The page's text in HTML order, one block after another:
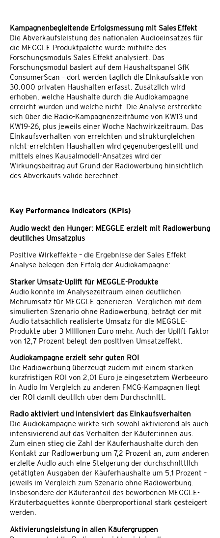
Kampagnenbegleitende Erfolgsmessung mit SalesEffekt
Die Abverkaufsleistung des nationalen Audioeinsatzes für
die MEGGLE Produktpalette wurde mithilfe des
Forschungsmoduls Sales Effekt analysiert. Das
Forschungsmodul basiert auf dem Haushaltspanel GfK
ConsumerScan – dort werden täglich die Einkaufsakte von
30.000 privaten Haushalten erfasst. Zusätzlich wird
erhoben, welche Haushalte durch die Audiokampagne
erreicht wurden und welche nicht. Die Analyse erstreckte
sich über die Radio-Kampagnenzeiträume von KW13 und
KW19-26, plus jeweils einer Woche Nachwirkzeitraum. Das
Einkaufsverhalten von erreichten und strukturgleichen
nicht-erreichten Haushalten wird gegenübergestellt und
mittels eines Kausalmodell-Ansatzes wird der
Wirkungsbeitrag auf Grund der Radiowerbung hinsichtlich
des Abverkaufs valide berechnet.
Key Performance Indicators (KPIs)
Audio weckt den Hunger: MEGGLE erzielt mit Radiowerbung
deutliches Umsatzplus
Positive Wirkeffekte – die Ergebnisse der Sales Effekt
Analyse belegen den Erfolg der Audiokampagne:
Starker Umsatz-Uplift für MEGGLE-Produkte
Audio konnte im Analysezeitraum einen deutlichen
Mehrumsatz für MEGGLE generieren. Verglichen mit dem
simulierten Szenario ohne Radiowerbung, beträgt der mit
Audio tatsächlich realisierte Umsatz für die MEGGLE-
Produkte über 3 Millionen Euro mehr. Auch der Uplift-Faktor
von 12,7 Prozent belegt den positiven Umsatzeffekt.
Audiokampagne erzielt sehr guten ROI
Die Radiowerbung überzeugt zudem mit einem starken
kurzfristigen ROI von 2,01 Euro je eingesetztem Werbeeuro
in Audio Im Vergleich zu anderen FMCG-Kampagnen liegt
der ROI damit deutlich über dem Durchschnitt.
Radio aktiviert und intensiviert das Einkaufsverhalten
Die Audiokampagne wirkte sich sowohl aktivierend als auch
intensivierend auf das Verhalten der Käufer:innen aus.
Zum einen stieg die Zahl der Käuferhaushalte durch den
Kontakt zur Radiowerbung um 7,2 Prozent an, zum anderen
erzielte Audio auch eine Steigerung der durchschnittlich
getätigten Ausgaben der Käuferhaushalte um 5,1 Prozent –
jeweils im Vergleich zum Szenario ohne Radiowerbung.
Insbesondere der Käuferanteil des beworbenen MEGGLE-
Kräuterbaguettes konnte überproportional stark gesteigert
werden.
Aktivierungsleistung in allen Käufergruppen